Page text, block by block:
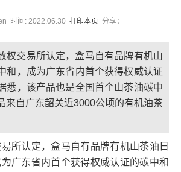
时间: 2022.06.30 打印本页分享：
权交易所认定，盒马自有品牌有机山
和，成为广东省内首个获得权威认证
悉，该产品也是全国首个山茶油碳中
来自广东韶关近3000公顷的有机油茶
所认定，盒马自有品牌有机山茶油日
广东省内首个获得权威认证的碳中和